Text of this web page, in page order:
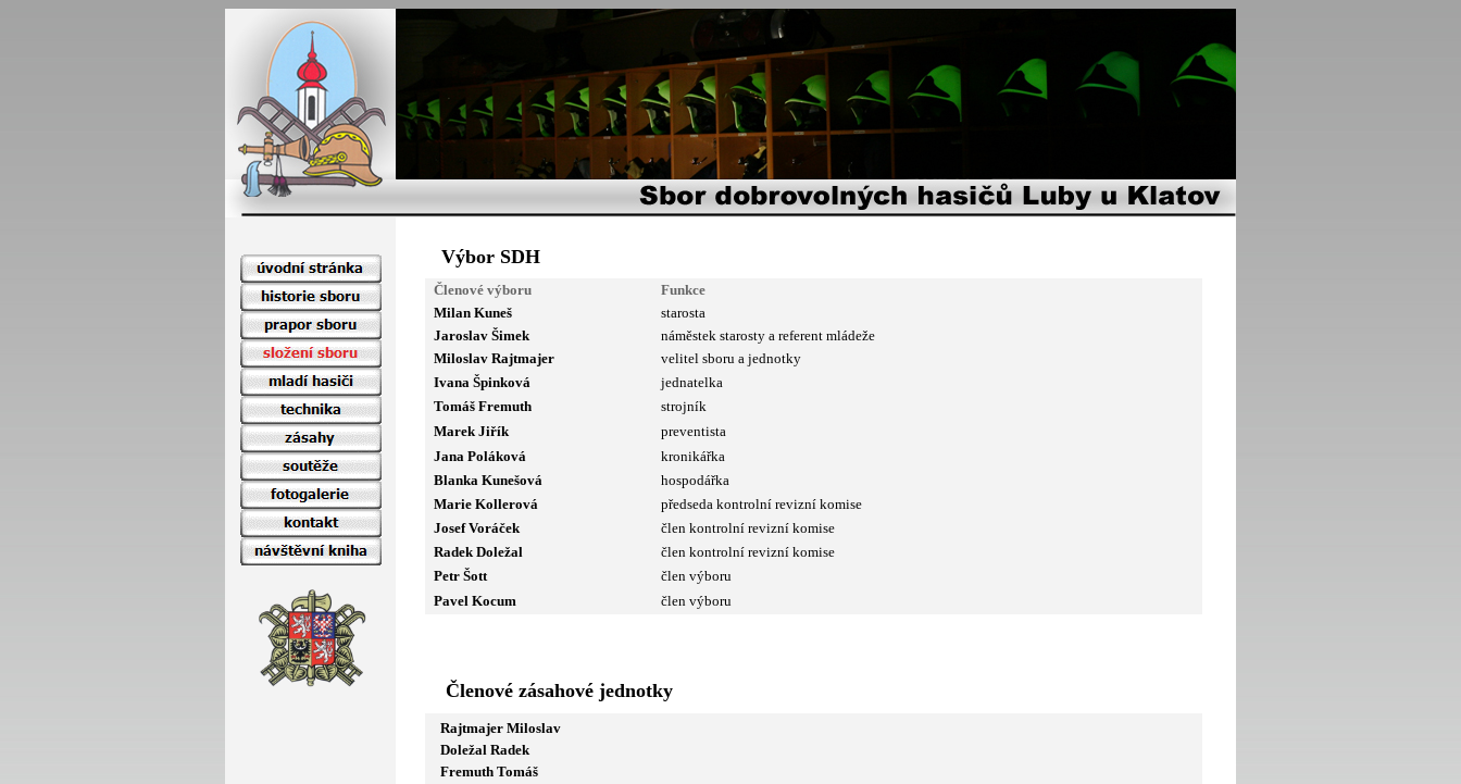
Výbor SDH
Členové výboru
Funkce
Milan Kuneš
starosta
Jaroslav Šimek
náměstek starosty a referent mládeže
Miloslav Rajtmajer
velitel sboru a jednotky
Ivana Špinková
jednatelka
Tomáš Fremuth
strojník
Marek Jiřík
preventista
Jana Poláková
kronikářka
Blanka Kunešová
hospodářka
Marie Kollerová
předseda kontrolní revizní komise
Josef Voráček
člen kontrolní revizní komise
Radek Doležal
člen kontrolní revizní komise
Petr Šott
člen výboru
Pavel Kocum
člen výboru
Členové zásahové jednotky
Rajtmajer Miloslav
Doležal Radek
Fremuth Tomáš